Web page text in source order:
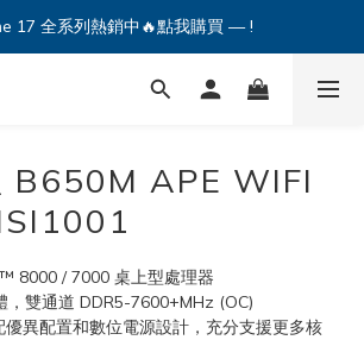
17 全系列熱銷中🔥點我購買 — !
17 全系列熱銷中🔥點我購買 — !
入Q哥 Line 新好友領優惠券！🎫
B650M APE WIFI
8000 / 7000 桌上型處理器
雙通道 DDR5-7600+MHz (OC)
異配置和數位電源設計，充分支援更多核